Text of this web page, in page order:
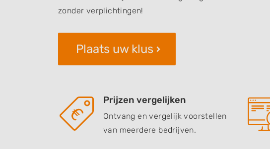
zonder verplichtingen!
Plaats uw klus
Prijzen vergelijken
Ontvang en vergelijk voorstellen
van meerdere bedrijven.